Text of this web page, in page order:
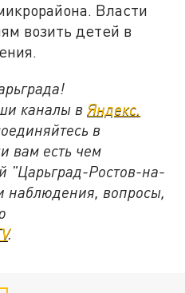
Власти
возить детей в
каналы вЯндекс.
в
вам есть чем
"Царьград-Ростов-на-
наблюдения, вопросы,
.